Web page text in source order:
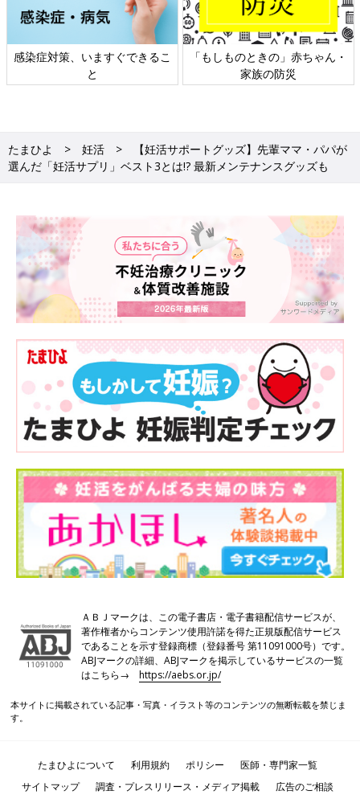
感染症対策、いますぐできるこ
と
「もしものときの」赤ちゃん・
家族の防災
たまひよ 妊活
【妊活サポートグッズ】先輩ママ・パパが
選んだ「妊活サプリ」ベスト3とは!? 最新メンテナンスグッズも
ＡＢＪマークは、この電子書店・電子書籍配信サービスが、
著作権者からコンテンツ使用許諾を得た正規版配信サービス
であることを示す登録商標（登録番号 第11091000号）です。
ABJマークの詳細、ABJマークを掲示しているサービスの一覧
はこちら→https://aebs.or.jp/
本サイトに掲載されている記事・写真・イラスト等のコンテンツの無断転載を禁じま
す。
たまひよについて 利用規約 ポリシー
医師・専門家一覧
サイトマップ
調査・プレスリリース・メディア掲載 広告のご相談